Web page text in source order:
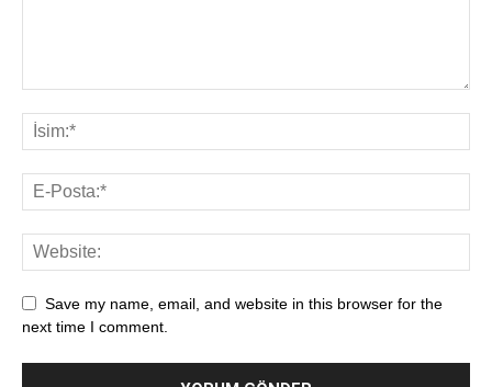
Save my name, email, and website in this browser for the
next time I comment.